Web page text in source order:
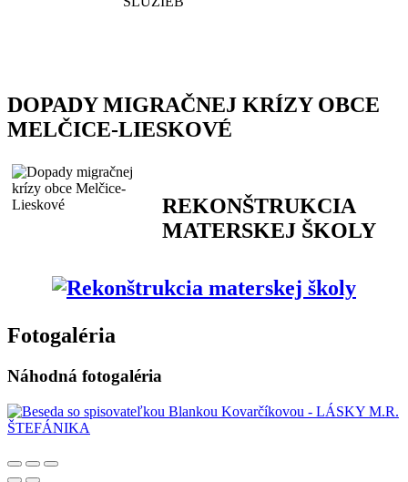
DOPADY MIGRAČNEJ KRÍZY OBCE
MELČICE-LIESKOVÉ
REKONŠTRUKCIA
MATERSKEJ ŠKOLY
Fotogaléria
Náhodná fotogaléria